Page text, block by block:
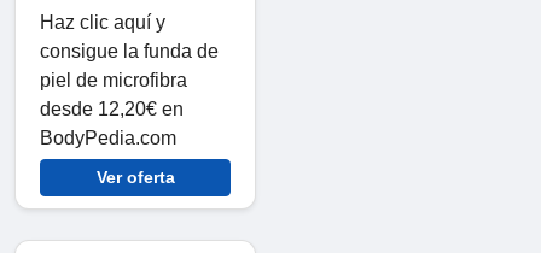
Haz clic aquí y
consigue la funda de
piel de microfibra
desde 12,20€ en
BodyPedia.com
Ver oferta